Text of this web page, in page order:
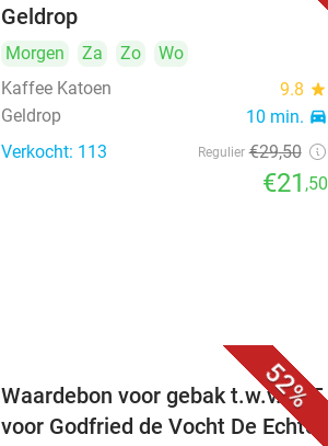
Geldrop
Morgen Za Zo
Wo
Kaffee Katoen
9.8 star
Geldrop 10 min. directions_car
Verkocht: 113 Regulier €29,50
€21 ,50
52%
Waardebon voor gebak t.w.v. €25
voor Godfried de Vocht De Echte